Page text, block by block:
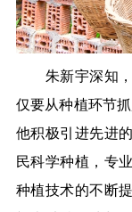
朱新宇深知，
仅要从种植环节
他积极引进先进
民科学种植，专
种植技术的不断